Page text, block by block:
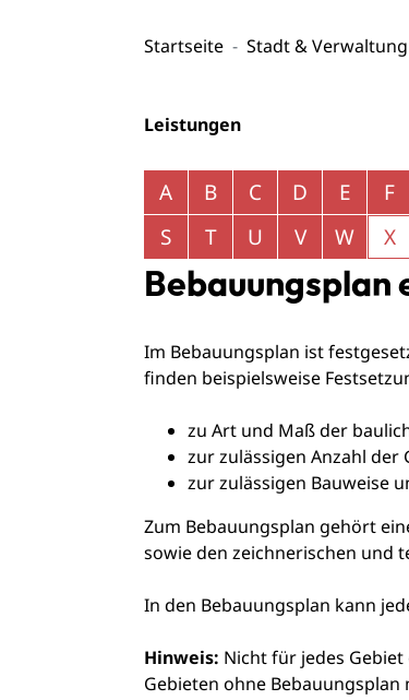
Startseite Stadt & Verwaltung
Leistungen
Alphabetisches Register
A B C D E F
S
T U V W X
Bebauungsplan
Im Bebauungsplan ist
finden beispielsweise
zu Art und Maß der
zur zulässigen Anzahl der
zur zulässigen Bauweise
Zum Bebauungsplan gehört
sowie den zeichnerischen und
In den Bebauungsplan kann
Hinweis: Nicht für jedes
Gebieten ohne